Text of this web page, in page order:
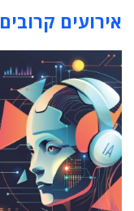
אירועים קרובים